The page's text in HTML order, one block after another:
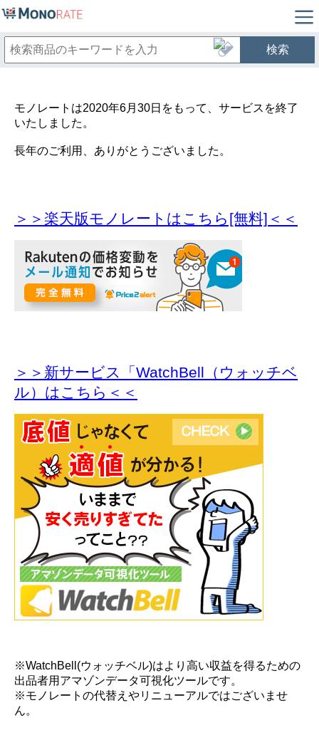
検索
モノレートは2020年6月30日をもって、サービスを終了
いたしました。
長年のご利用、ありがとうございました。
＞＞楽天版モノレートはこちら[無料]＜＜
＞＞新サービス「WatchBell（ウォッチベ
ル）はこちら＜＜
※WatchBell(ウォッチベル)はより高い収益を得るための
出品者用アマゾンデータ可視化ツールです。
※モノレートの代替えやリニューアルではございませ
ん。